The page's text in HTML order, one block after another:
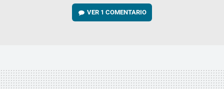
VER 1 COMENTARIO